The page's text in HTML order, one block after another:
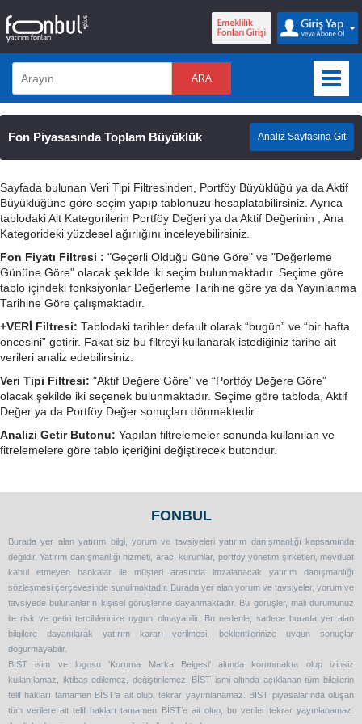
ARA
Fon Piyasasında Toplam Büyüklük Analiz Sayfasına Git
Sayfada bulunan Veri Tipi Filtresinden, Portföy Büyüklüğü ya da Aktif
Büyüklüğüne göre seçim yapıp tablonuzu hesaplatabilirsiniz. Ayrıca
tablodaki Alt Kategorilerin Portföy Değeri ya da Aktif Değerinin , Ana
Kategorideki yüzdesel ağırlığını inceleyebilirsiniz.
Fon Fiyatı Filtresi : "Geçerli Olduğu Güne Göre" ve "Değerleme
Gününe Göre" olacak şekilde iki seçim bulunmaktadır. Seçime göre
tablo içindeki fonksiyonlar Değerleme Tarihine göre ya da Yayınlanma
Tarihine Göre çalışmaktadır.
+VERİ Filtresi: Tablodaki tarihler default olarak “bugün” ve “bir hafta
öncesini” getirir. Fakat siz bu filtreyi kullanarak istediğiniz tarihe ait
verileri analiz edebilirsiniz.
Veri Tipi Filtresi: "Aktif Değere Göre" ve “Portföy Değere Göre"
olacak şekilde iki seçenek bulunmaktadır. Seçime göre tabloda, Aktif
Değer ya da Portföy Değer sonuçları dönmektedir.
Analizi Getir Butonu: Yapılan filtrelemeler sonunda kullanılan ve
fitrelemelere göre tablo içeriğini değiştirecek butondur.
FONBUL
Burada yer alan yatırım bilgi, yorum ve tavsiyeleri yatırım danışmanlığı kapsamında
değildir. Yatırım danışmanlığı hizmeti, aracı kurumlar, portföy yönetim şirketleri, mevduat
kabul etmeyen bankalar ile müşteri arasında imzalanacak yatırım danışmanlığı
sözleşmesi çerçevesinde sunulmaktadır. Burada yer alan yorum ve tavsiyeler, yorum ve
tavsiyede bulunanların kişisel görüşlerine dayanmaktadır. Bu görüşler, mali durumunuz
ile risk ve getiri tercihlerinize uygun olmayabilir. Bu nedenle, sadece burada yer alan
bilgilere dayanılarak yatırım kararı verilmesi, beklentilerinize uygun sonuçlar
doğurmayabilir.
BİST isim ve logosu 'Koruma Marka Belgesi' altında korunmakta olup izinsiz
kullanılamaz, iktibas edilemez, değiştirilemez. BİST ismi altında açıklanan tüm bilgilerin
telif hakları tamamen BİST'a ait olup, tekrar yayımlanamaz. BİST piyasalarında oluşan
tüm verilere ait telif hakları tamamen BİST’e ait olup, bu veriler tekrar yayınlanamaz.